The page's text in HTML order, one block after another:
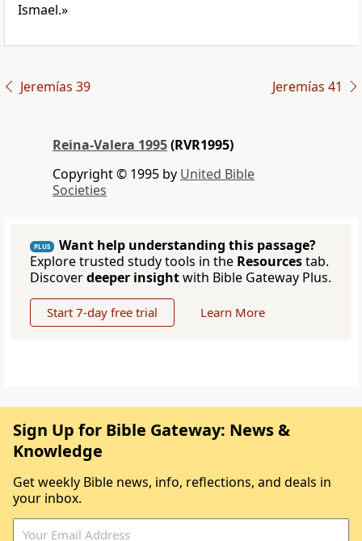
Ismael.»
Jeremías 39 Jeremías 41
Reina-Valera 1995(RVR1995)
Copyright © 1995 by United Bible
Societies
PLUS
Want help understanding this passage?
Explore trusted study tools in the Resourcestab.
Discoverdeeper insightwith Bible Gateway Plus.
Start 7-day free trial Learn More
Sign Up for Bible Gateway: News &
Knowledge
Get weekly Bible news, info, reflections, and deals in
your inbox.